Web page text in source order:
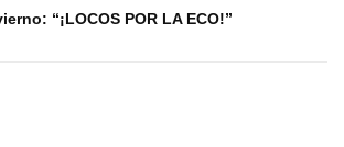
“¡LOCOS POR LA ECO!”